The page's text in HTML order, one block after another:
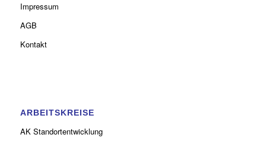
Impressum
AGB
Kontakt
ARBEITSKREISE
AK Standortentwicklung